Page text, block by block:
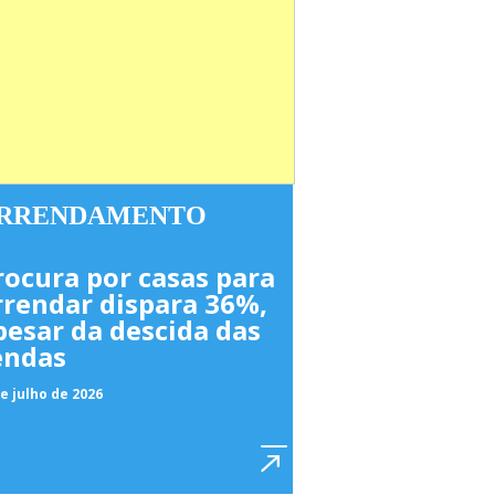
por casas para
dispara 36%,
da descida das
julho de 2026